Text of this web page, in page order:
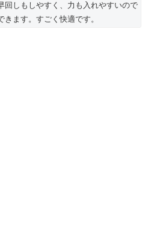
回しもしやすく、力も入れやすいので
きます。すごく快適です。